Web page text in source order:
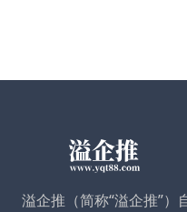
溢企推（简称“溢企推”